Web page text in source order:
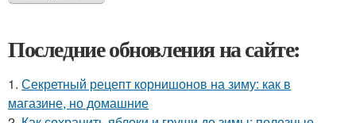
Последние обновления на сайте:
1. Секретный рецепт корнишонов на зиму: как в
магазине, но домашние